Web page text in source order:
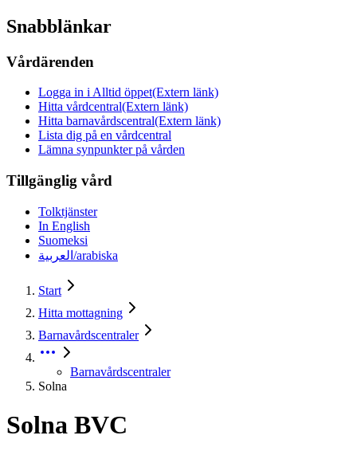
Snabblänkar
Vårdärenden
Logga in i Alltid öppet(Extern länk)
Hitta vårdcentral(Extern länk)
Hitta barnavårdscentral(Extern länk)
Lista dig på en vårdcentral
Lämna synpunkter på vården
Tillgänglig vård
Tolktjänster
In English
Suomeksi
العربية/arabiska
Start
Hitta mottagning
Barnavårdscentraler
Barnavårdscentraler
Solna
Solna BVC